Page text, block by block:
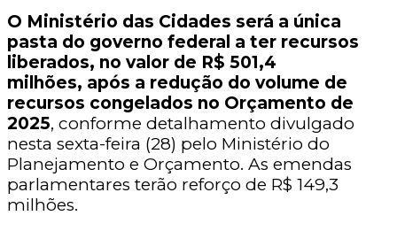
O Ministério das Cidades será a única
pasta do governo federal a ter recursos
liberados, no valor de R$ 501,4
milhões, após a redução do volume de
recursos congelados no Orçamento de
2025, conforme detalhamento divulgado
nesta sexta-feira (28) pelo Ministério do
Planejamento e Orçamento. As emendas
parlamentares terão reforço de R$ 149,3
milhões.